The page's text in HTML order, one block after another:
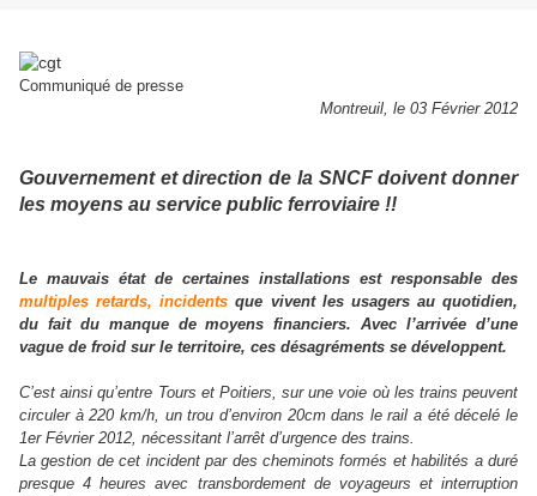
Communiqué de presse
Montreuil, le 03 Février 2012
Gouvernement et direction de la SNCF doivent donner
les moyens au service public ferroviaire !!
Le mauvais état de certaines installations est responsable des
multiples retards, incidents que vivent les usagers au quotidien,
du fait du manque de moyens financiers. Avec l’arrivée d’une
vague de froid sur le territoire, ces désagréments se développent.
C’est ainsi qu’entre Tours et Poitiers, sur une voie où les trains peuvent
circuler à 220 km/h, un trou d’environ 20cm dans le rail a été décelé le
1er Février 2012, nécessitant l’arrêt d’urgence des trains.
La gestion de cet incident par des cheminots formés et habilités a duré
presque 4 heures avec transbordement de voyageurs et interruption